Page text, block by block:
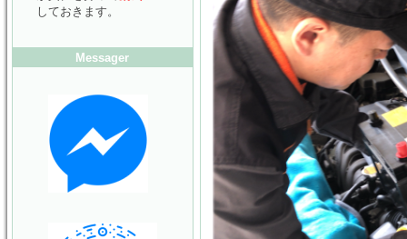
しておきます。
Messager